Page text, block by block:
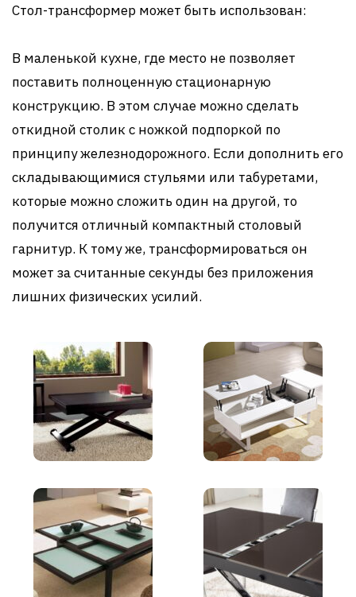
Стол-трансформер может быть использован:
В маленькой кухне, где место не позволяет
поставить полноценную стационарную
конструкцию. В этом случае можно сделать
откидной столик с ножкой подпоркой по
принципу железнодорожного. Если дополнить его
складывающимися стульями или табуретами,
которые можно сложить один на другой, то
получится отличный компактный столовый
гарнитур. К тому же, трансформироваться он
может за считанные секунды без приложения
лишних физических усилий.